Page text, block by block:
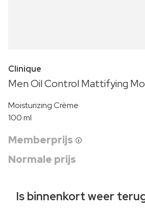
Clinique
Men Oil Control Mattifying
Moisturizing Crème
100 ml
Memberprijs
Normale prijs
Is binnenkort weer